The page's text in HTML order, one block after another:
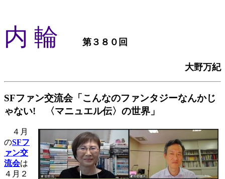
内 輪 第３８０回
大野万紀
SFファン交流会「こんなのファンタジーなんかじ
ゃない! 〈マニュエル伝〉の世界」
４月
のSFフ
ァン交
流会は
４月２